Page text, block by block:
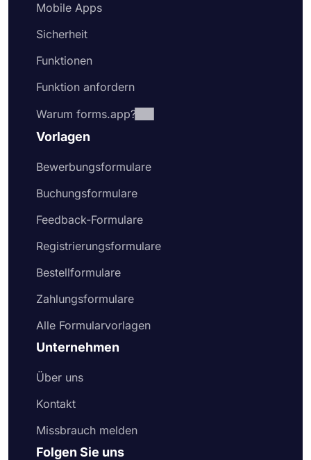
Mobile Apps
Sicherheit
Funktionen
Funktion anfordern
Warum forms.app?
Vorlagen
Bewerbungsformulare
Buchungsformulare
Feedback-Formulare
Registrierungsformulare
Bestellformulare
Zahlungsformulare
Alle Formularvorlagen
Unternehmen
Über uns
Kontakt
Missbrauch melden
Folgen Sie uns